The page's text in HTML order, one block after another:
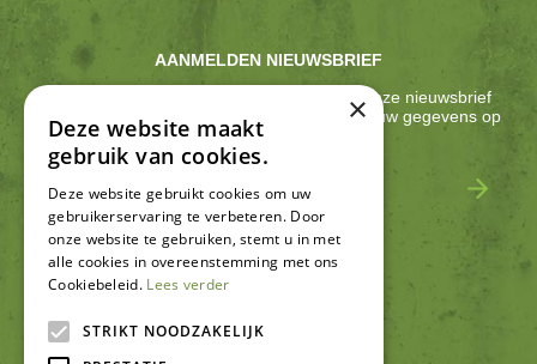
AANMELDEN NIEUWSBRIEF
Ontvang ongeveer één keer per 2 weken onze nieuwsbrief
met acties, nieuws & activiteiten! We slaan jouw gegevens op
conform onze
×
Deze website maakt
gebruik van cookies.
Deze website gebruikt cookies om uw
gebruikerservaring te verbeteren. Door
onze website te gebruiken, stemt u in met
alle cookies in overeenstemming met ons
Cookiebeleid. Lees verder
STRIKT NOODZAKELIJK